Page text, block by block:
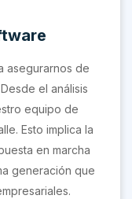
asegurarnos de
el análisis
equipo de
Esto implica la
en marcha
generación que